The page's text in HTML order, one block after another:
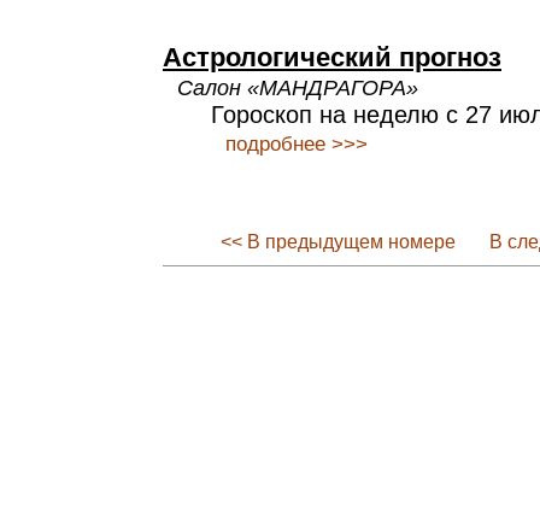
Астрологический прогноз
Салон «МАНДРАГОРА»
Гороскоп на неделю c 27
подробнее >>>
<< В предыдущем номере В